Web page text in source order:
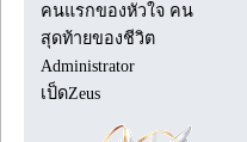
คนแรกของหัวใจ คน
สุดท้ายของชีวิต
Administrator
เป็ดZeus